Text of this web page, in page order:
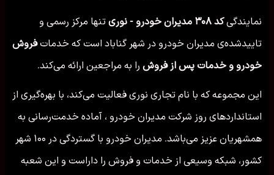
نمایندگیکد ۳۰۸ مدیران خودرو - نوری
تنها مرکز رسمی و
تاییدشده‌ی مدیران خودرو در شهر گناباد است که خدماتفروش
خودرو و خدمات پس از فروش را به مراجعین ارائه می‌کند.
این مجموعه که با نام تجاری نوری فعالیت می‌کند، با بهره‌گیری از
استانداردهای روز شرکت مدیران خودرو ، آماده خدمت‌رسانی به
همشهریان عزیز می‌باشد. مدیران خودرو با گستردگی در ۱۰۰ شهر
کشور، شبکه وسیعی از خدمات و فروش را داراست و این شعبه